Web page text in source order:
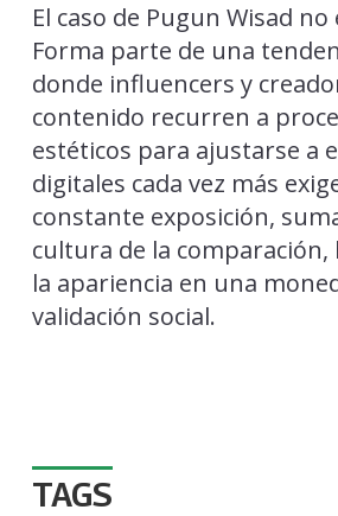
El caso de Pugun Wisad no
Forma parte de una
donde influencers y
contenido recurren a
estéticos para ajustarse a
digitales cada vez más
constante exposición,
cultura de la
la apariencia en una
validación social.
TAGS